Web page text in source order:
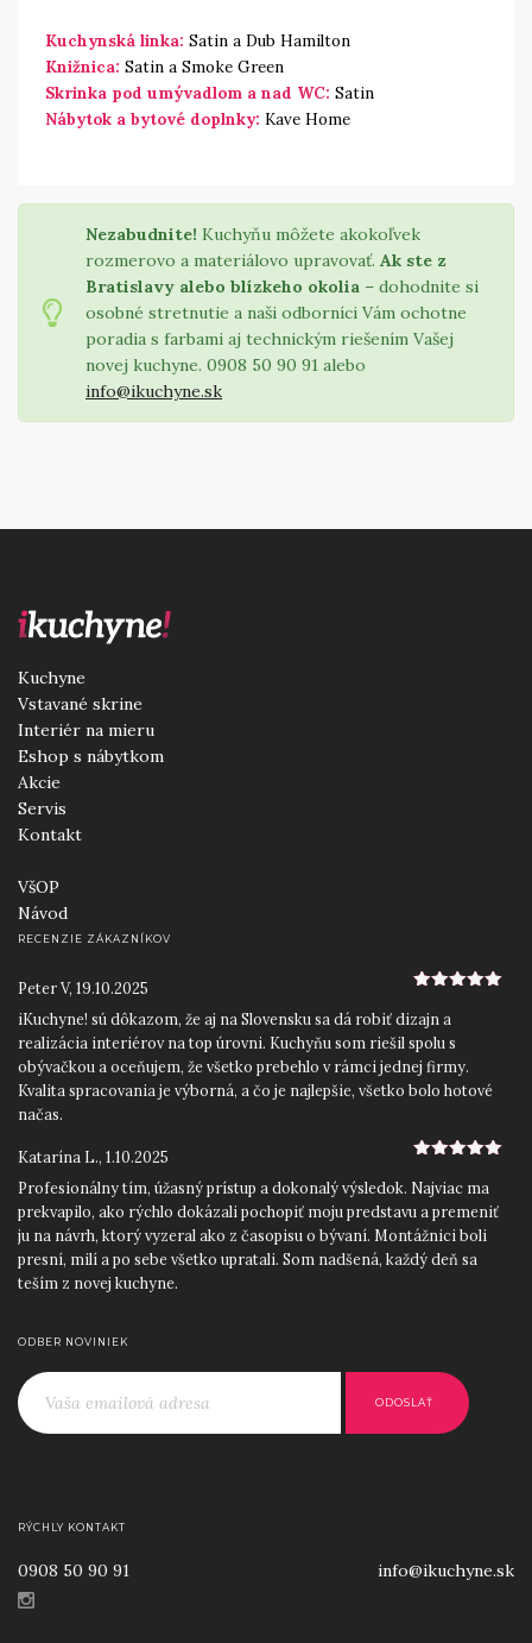
Kuchynská linka: Satin a Dub Hamilton
Knižnica: Satin a Smoke Green
Skrinka pod umývadlom a nad WC: Satin
Nábytok a bytové doplnky: Kave Home
Nezabudnite! Kuchyňu môžete akokoľvek
rozmerovo a materiálovo upravovať. Ak ste z
Bratislavy alebo blízkeho okolia – dohodnite si
osobné stretnutie a naši odborníci Vám ochotne
poradia s farbami aj technickým riešením Vašej
novej kuchyne. 0908 50 90 91 alebo
info@ikuchyne.sk
Kuchyne
Vstavané skrine
Interiér na mieru
Eshop s nábytkom
Akcie
Servis
Kontakt
VšOP
Návod
RECENZIE ZÁKAZNÍKOV
Peter V, 19.10.2025
iKuchyne! sú dôkazom, že aj na Slovensku sa dá robiť dizajn a
realizácia interiérov na top úrovni. Kuchyňu som riešil spolu s
obývačkou a oceňujem, že všetko prebehlo v rámci jednej firmy.
Kvalita spracovania je výborná, a čo je najlepšie, všetko bolo hotové
načas.
Katarína L., 1.10.2025
Profesionálny tím, úžasný prístup a dokonalý výsledok. Najviac ma
prekvapilo, ako rýchlo dokázali pochopiť moju predstavu a premeniť
ju na návrh, ktorý vyzeral ako z časopisu o bývaní. Montážnici boli
presní, milí a po sebe všetko upratali. Som nadšená, každý deň sa
teším z novej kuchyne.
zameranie priestoru a odborné rady pri výbere materiálov a
jednoducho ľudský prístup. iKuchyne! sa postarali o všetko: návrh,
výrobu aj montáž. Výsledkom je moderná kuchyňa na mieru, ktorá
Po viacerých zlých skúsenostiach s inými firmami som mala obavy,
trpezlivá a kreatívna, pomohla mi skombinovať farby aj spotrebiče
tak, aby všetko ladilo. Kuchyňa je krásna, praktická a presne
ODBER NOVINIEK
RÝCHLY KONTAKT
0908 50 90 91 info@ikuchyne.sk